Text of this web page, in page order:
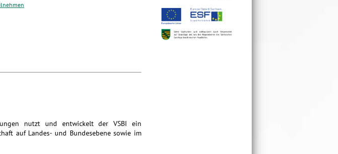
nutzt und entwickelt der VSBI ein
auf Landes- und Bundesebene sowie im